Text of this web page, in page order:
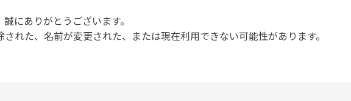
にありがとうございます。
れた、名前が変更された、または現在利用できない可能性があります。